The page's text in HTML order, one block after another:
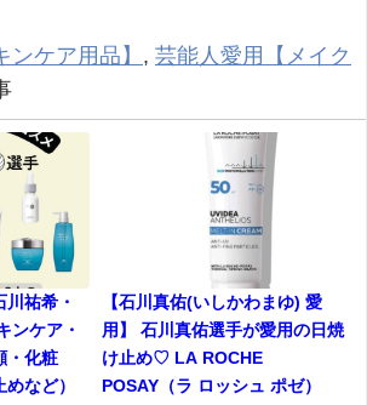
ケア用品】 , 芸能人愛用【メイク
祐希・
ンケア・
・化粧
など）
【石川真佑(いしかわまゆ) 愛
用】 石川真佑選手が愛用の日焼
け止め♡ LA ROCHE
POSAY（ラ ロッシュ ポゼ）